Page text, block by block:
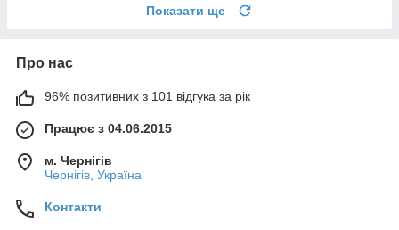
Показати ще
Про нас
96% позитивних з 101 відгука за рік
Працює з 04.06.2015
м. Чернігів
Чернігів, Україна
Контакти